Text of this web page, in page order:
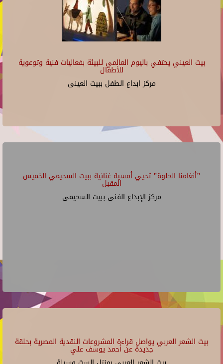
بيت العيني يحتفي باليوم العالمي للبيئة بفعاليات فنية وتوعوية
للأطفال
مركز ابداع الطفل ببيت العينى
"أنغامنا الحلوة" تحيي أمسية غنائية ببيت السحيمي الخميس
المقبل
مركز الإبداع الفنى ببيت السحيمى
بيت الشعر العربي يواصل قراءة المشروعات النقدية المصرية بحلقة
جديدة عن أحمد يوسف علي